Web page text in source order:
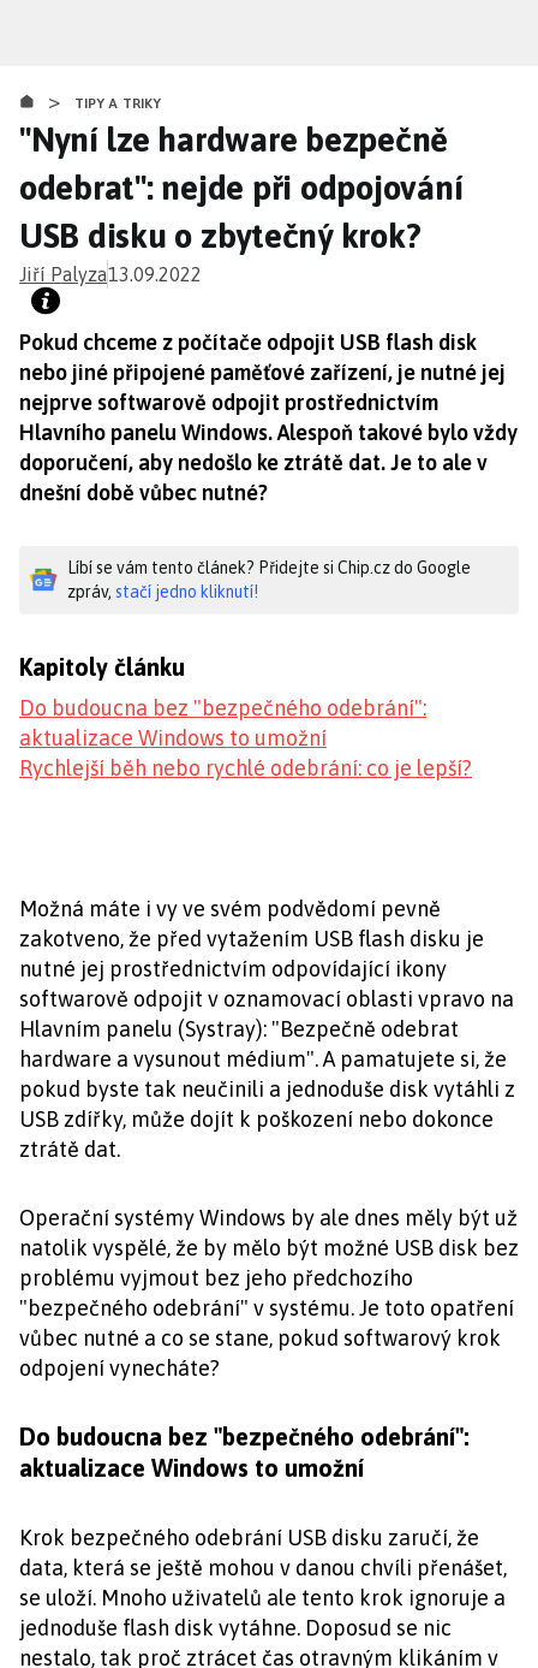
obsahu
> TIPY A TRIKY
"Nyní lze hardware bezpečně
odebrat": nejde při odpojování
USB disku o zbytečný krok?
Jiří Palyza13.09.2022
Pokud chceme z počítače odpojit USB flash disk
nebo jiné připojené paměťové zařízení, je nutné jej
nejprve softwarově odpojit prostřednictvím
Hlavního panelu Windows. Alespoň takové bylo vždy
doporučení, aby nedošlo ke ztrátě dat. Je to ale v
dnešní době vůbec nutné?
Líbí se vám tento článek? Přidejte si Chip.cz do Google
zpráv, stačí jedno kliknutí!
Kapitoly článku
Do budoucna bez "bezpečného odebrání":
aktualizace Windows to umožní
Rychlejší běh nebo rychlé odebrání: co je lepší?
Možná máte i vy ve svém podvědomí pevně
zakotveno, že před vytažením USB flash disku je
nutné jej prostřednictvím odpovídající ikony
softwarově odpojit v oznamovací oblasti vpravo na
Hlavním panelu (Systray): "Bezpečně odebrat
hardware a vysunout médium". A pamatujete si, že
pokud byste tak neučinili a jednoduše disk vytáhli z
USB zdířky, může dojít k poškození nebo dokonce
ztrátě dat.
Operační systémy Windows by ale dnes měly být už
natolik vyspělé, že by mělo být možné USB disk bez
problému vyjmout bez jeho předchozího
"bezpečného odebrání" v systému. Je toto opatření
vůbec nutné a co se stane, pokud softwarový krok
odpojení vynecháte?
Do budoucna bez "bezpečného odebrání":
aktualizace Windows to umožní
Krok bezpečného odebrání USB disku zaručí, že
data, která se ještě mohou v danou chvíli přenášet,
se uloží. Mnoho uživatelů ale tento krok ignoruje a
jednoduše flash disk vytáhne. Doposud se nic
nestalo, tak proč ztrácet čas otravným klikáním v